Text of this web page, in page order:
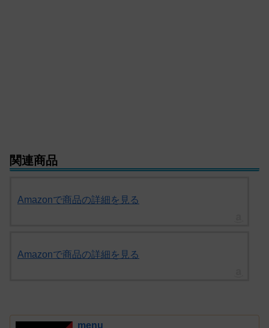
関連商品
Amazonで商品の詳細を見る
Amazonで商品の詳細を見る
menu